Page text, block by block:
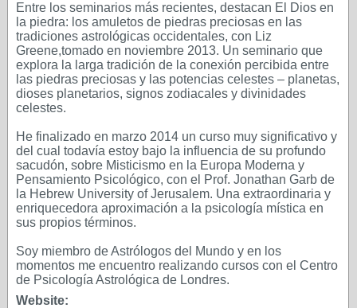
Entre los seminarios más recientes, destacan El Dios en
la piedra: los amuletos de piedras preciosas en las
tradiciones astrológicas occidentales, con Liz
Greene,tomado en noviembre 2013. Un seminario que
explora la larga tradición de la conexión percibida entre
las piedras preciosas y las potencias celestes – planetas,
dioses planetarios, signos zodiacales y divinidades
celestes.
He finalizado en marzo 2014 un curso muy significativo y
del cual todavía estoy bajo la influencia de su profundo
sacudón, sobre Misticismo en la Europa Moderna y
Pensamiento Psicológico, con el Prof. Jonathan Garb de
la Hebrew University of Jerusalem. Una extraordinaria y
enriquecedora aproximación a la psicología mística en
sus propios términos.
Soy miembro de Astrólogos del Mundo y en los
momentos me encuentro realizando cursos con el Centro
de Psicología Astrológica de Londres.
Website: